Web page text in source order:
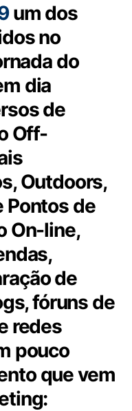
um dos
no
do
dia
de
Off-
Outdoors,
Pontos de
On-line,
de
fóruns de
redes
pouco
que vem